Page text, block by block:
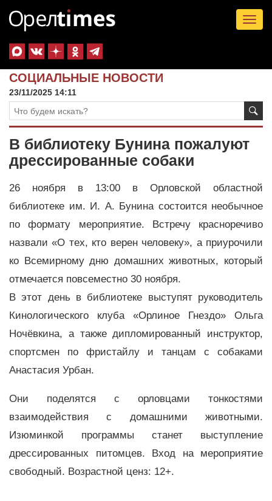
СОЦИАЛЬНЫЕ НОВОСТИ
23/11/2025 14:11
В библиотеку Бунина пожалуют
дрессированные собаки
26 ноября в 13:00 в Орловской областной
библиотеке им. И. А. Бунина состоится необычное
по формату мероприятие. Встречу красноречиво
назвали «О тех, кто верен человеку», а приурочили
ко Всемирному дню домашних животных, который
отмечается повсеместно 30 ноября.
В этот день в библиотеке выступят руководитель
Кинологического клуба «Орлиное Гнездо» Ольга
Ночёвкина, а также дипломированный инструктор,
спортсмен по фристайлу и танцам с собаками
Анастасия Урбан.
Они поделятся с орловцами тонкостями
взаимодействия с домашними животными.
Изюминкой программы станет выступление
дрессированных питомцев. Вход на мероприятие
свободный. Возрастной ценз: 12+.